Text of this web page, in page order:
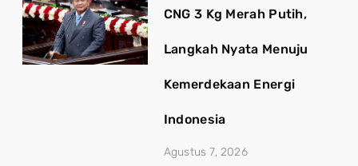
CNG 3 Kg Merah Putih,
Langkah Nyata Menuju
Kemerdekaan Energi
Indonesia
Agustus 7, 2026